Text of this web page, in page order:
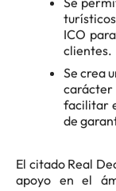
ICO
clientes.
Se crea
carácter
facilitar
de
El citado Real
apoyo en el